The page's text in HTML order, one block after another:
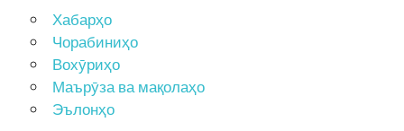
Хабарҳо
Чорабиниҳо
Вохӯриҳо
Маърӯза ва мақолаҳо
Эълонҳо